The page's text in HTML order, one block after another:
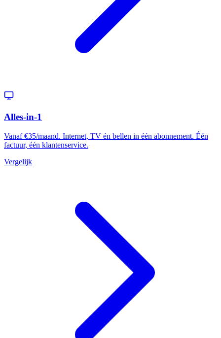
Alles-in-1
Vanaf €35/maand. Internet, TV én bellen in één abonnement. Één
factuur, één klantenservice.
Vergelijk